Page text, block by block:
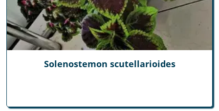
Solenostemon scutellarioides